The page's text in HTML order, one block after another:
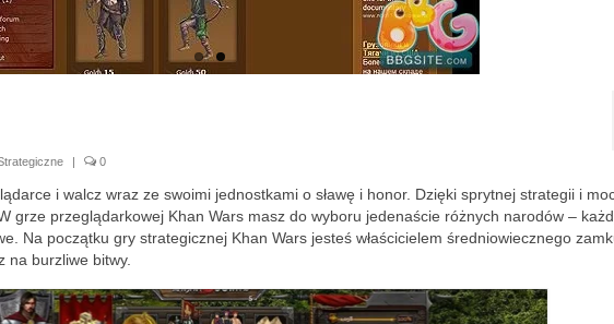
| 0
i walcz wraz ze swoimi jednostkami o sławę i honor. Dzięki sprytnej strategii i
grze przeglądarkowej Khan Wars masz do wyboru jedenaście różnych narodów –
Na początku gry strategicznej Khan Wars jesteś właścicielem średniowiecznego
na burzliwe bitwy.